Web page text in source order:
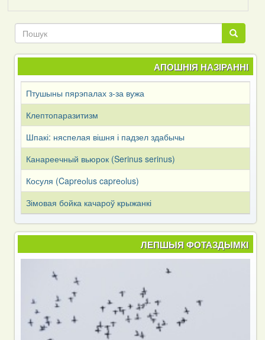
Пошук
Пошук
АПОШНІЯ НАЗІРАННІ
Птушыны пярэпалах з-за вужа
Клептопаразитизм
Шпакі: няспелая вішня і падзел здабычы
Канареечный вьюрок (Serinus serinus)
Косуля (Capreоlus capreоlus)
Зімовая бойка качароў крыжанкі
ЛЕПШЫЯ ФОТАЗДЫМКІ